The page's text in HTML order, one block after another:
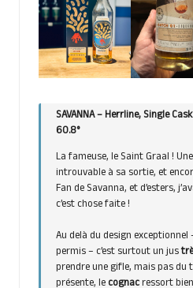
SAVANNA – Herrline, Single
60.8°
La fameuse, le Saint Graal !
introuvable à sa sortie, et
Fan de Savanna, et d’esters,
c’est chose faite !
Au delà du design exceptionnel
permis – c’est surtout un jus
prendre une gifle, mais pas
présente, lecognacressort